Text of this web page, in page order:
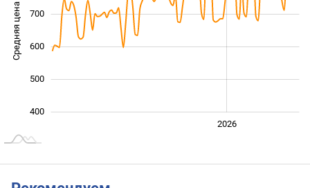
Средняя цена
400
500
600
700
2026